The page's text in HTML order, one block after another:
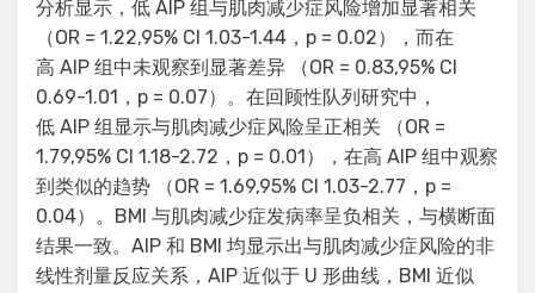
分析显示，低 AIP 组与肌肉减少症风险增加显著相关
（OR = 1.22,95% CI 1.03-1.44，p = 0.02），而在
高 AIP 组中未观察到显著差异 （OR = 0.83,95% CI
0.69-1.01，p = 0.07）。在回顾性队列研究中，
低 AIP 组显示与肌肉减少症风险呈正相关 （OR =
1.79,95% CI 1.18-2.72，p = 0.01），在高 AIP 组中观察
到类似的趋势 （OR = 1.69,95% CI 1.03-2.77，p =
0.04）。BMI 与肌肉减少症发病率呈负相关，与横断面
结果一致。AIP 和 BMI 均显示出与肌肉减少症风险的非
线性剂量反应关系，AIP 近似于 U 形曲线，BMI 近似